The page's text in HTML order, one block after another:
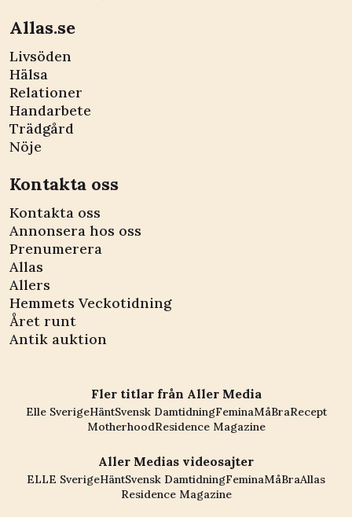
Allas.se
Livsöden
Hälsa
Relationer
Handarbete
Trädgård
Nöje
Kontakta oss
Kontakta oss
Annonsera hos oss
Prenumerera
Allas
Allers
Hemmets Veckotidning
Året runt
Antik auktion
Fler titlar från Aller Media
Elle SverigeHäntSvensk DamtidningFeminaMåBraRecept
MotherhoodResidence Magazine
Aller Medias videosajter
ELLE SverigeHäntSvensk DamtidningFeminaMåBraAllas
Residence Magazine